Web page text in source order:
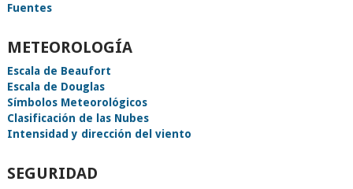
Fuentes
METEOROLOGÍA
Escala de Beaufort
Escala de Douglas
Símbolos Meteorológicos
Clasificación de las Nubes
Intensidad y dirección del viento
SEGURIDAD